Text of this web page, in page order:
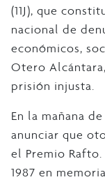
(11J), que
nacional de
económicos,
Otero
prisión injusta.
En la mañana
anunciar que
el Premio
1987 en